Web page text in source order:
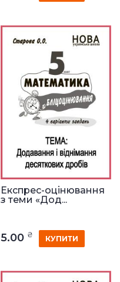
Експрес-оцінювання
з теми «Дод...
5.00 ₴ КУПИТИ